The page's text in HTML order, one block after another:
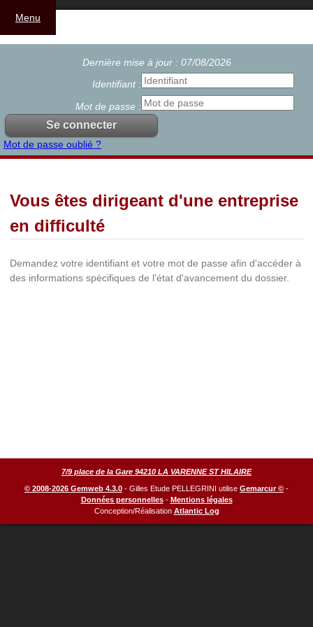
Dernière mise à jour : 07/08/2026
Identifiant :
Mot de passe :
Mot de passe oublié ?
Menu
Vous êtes dirigeant d'une entreprise
en difficulté
Demandez votre identifiant et votre mot de passe afin d'accéder à
des informations spécifiques de l'état d'avancement du dossier.
7/9 place de la Gare 94210 LA VARENNE ST HILAIRE
© 2008-2026 Gemweb 4.3.0 - Gilles Etude PELLEGRINI utilise Gemarcur © -
Données personnelles- Mentions légales
Conception/Réalisation Atlantic Log